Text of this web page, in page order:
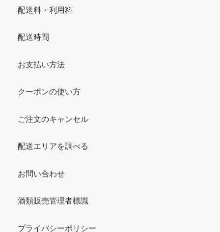
配送料・利用料
配送時間
お支払い方法
クーポンの使い方
ご注文のキャンセル
配送エリアを調べる
お問い合わせ
酒類販売管理者標識
プライバシーポリシー